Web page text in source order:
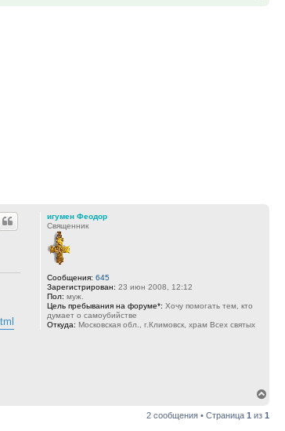
игумен Феодор
Священник
Сообщения: 645
Зарегистрирован: 23 июн 2008, 12:12
Пол: муж.
Цель пребывания на форуме*: Хочу помогать тем, кто
думает о самоубийстве
Откуда: Московская обл., г.Климовск, храм Всех святых
2 сообщения • Страница 1 из 1